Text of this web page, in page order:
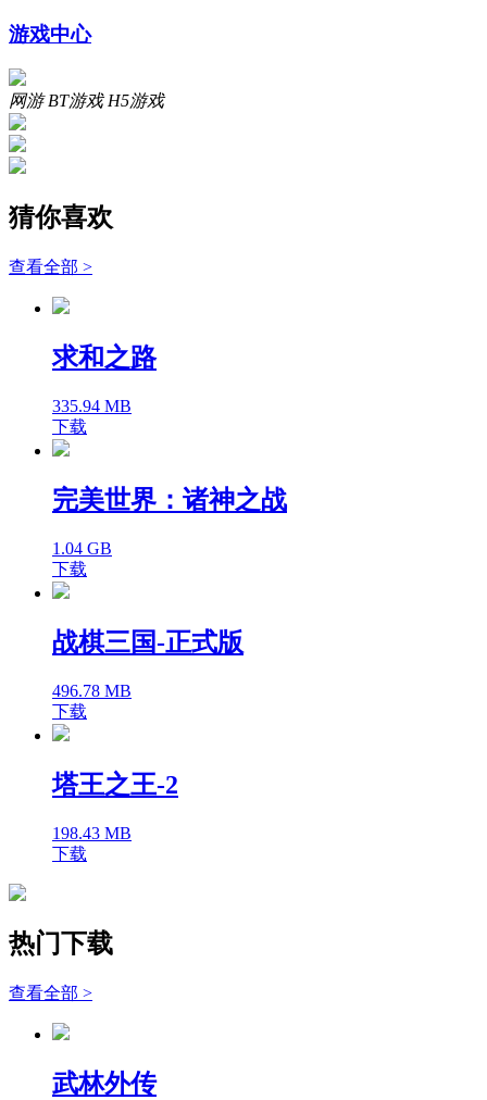
游戏中心
网游 BT游戏 H5游戏
猜你喜欢
查看全部 >
求和之路
335.94 MB
下载
完美世界：诸神之战
1.04 GB
下载
战棋三国-正式版
496.78 MB
下载
塔王之王-2
198.43 MB
下载
热门下载
查看全部 >
武林外传